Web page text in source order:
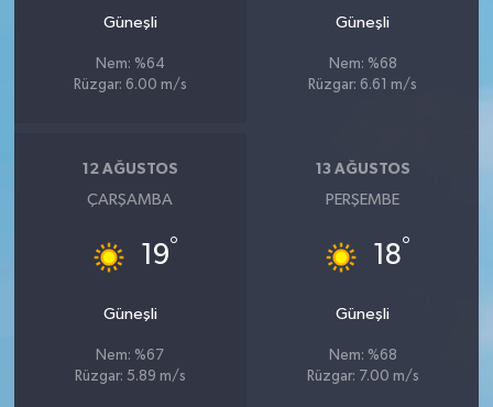
Güneşli
Nem: %64
Rüzgar: 6.00 m/s
Güneşli
Nem: %68
Rüzgar: 6.61 m/s
12 AĞUSTOS
ÇARŞAMBA
19°
Güneşli
Nem: %67
Rüzgar: 5.89 m/s
13 AĞUSTOS
PERŞEMBE
18°
Güneşli
Nem: %68
Rüzgar: 7.00 m/s